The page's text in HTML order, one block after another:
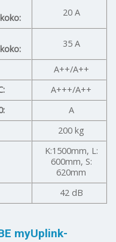
20 A
35 A
A++/A++
A+++/A++
A
200 kg
K:1500mm, L:
600mm, S:
620mm
42 dB
myUplink-